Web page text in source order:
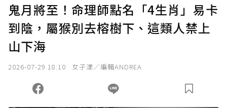
鬼月將至！命理師點名「4生肖」易卡
到陰，屬猴別去榕樹下、這類人禁上
山下海
2026-07-29 18:10 女子漾／編輯ANDREA